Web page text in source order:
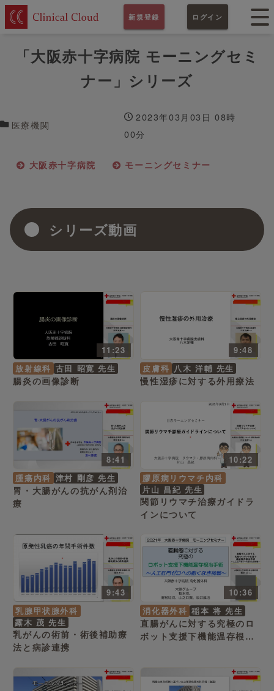
新規登録 ログイン
「大阪赤十字病院 モーニングセミ
ナー」シリーズ
医療機関
2023年03月03日 08時
00分
大阪赤十字病院 モーニングセミナー
シリーズ動画
11:23
放射線科 古田 昭寛 先生
腸炎の画像診断
9:48
皮膚科 八木 洋輔 先生
慢性湿疹に対する外用療法
8:41
腫瘍内科 津村 剛彦 先生
胃・大腸がんの抗がん剤治
療
10:22
膠原病リウマチ内科
片山 昌紀 先生
関節リウマチ治療ガイドラ
インについて
9:43
乳腺甲状腺外科
露木 茂 先生
乳がんの術前・術後補助療
法と病診連携
10:36
消化器外科 稲本 将 先生
直腸がんに対する究極のロ
ボット支援下機能温存根治